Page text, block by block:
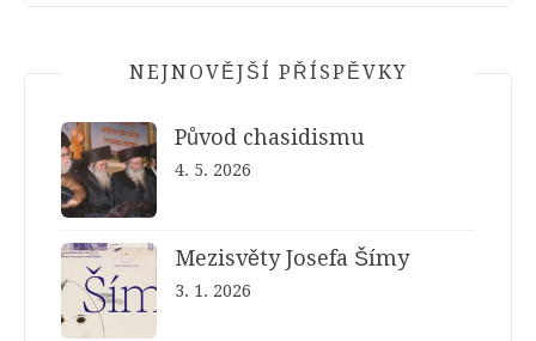
NEJNOVĚJŠÍ PŘÍSPĚVKY
Původ chasidismu
4. 5. 2026
Mezisvěty Josefa Šímy
3. 1. 2026